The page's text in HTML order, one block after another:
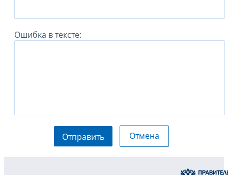
Ошибка в тексте:
Отправить Отмена